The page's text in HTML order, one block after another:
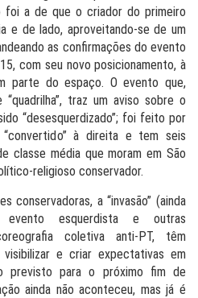
foi a de que o criador do primeiro
e de lado, aproveitando-se de um
as confirmações do evento
com seu novo posicionamento, à
parte do espaço. O evento que,
traz um aviso sobre o
“desesquerdizado”; foi feito por
à direita e tem seis
classe média que moram em São
religioso conservador.
conservadoras, a “invasão” (ainda
esquerdista e outras
coletiva anti-PT, têm
e criar expectativas em
previsto para o próximo fim de
ainda não aconteceu, mas já é